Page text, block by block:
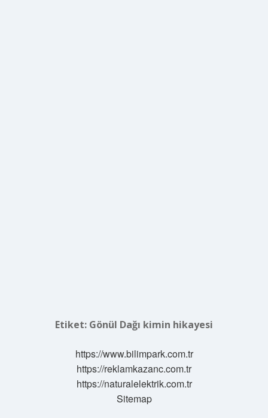
Etiket: Gönül Dağı kimin hikayesi
https://www.bilimpark.com.tr
https://reklamkazanc.com.tr
https://naturalelektrik.com.tr
Sitemap